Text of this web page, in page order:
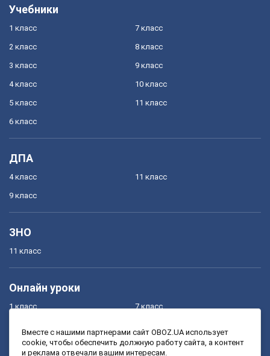
Учебники
1 класс
2 класс
3 класс
4 класс
5 класс
6 класс
7 класс
8 класс
9 класс
10 класс
11 класс
ДПА
4 класс
9 класс
11 класс
ЗНО
11 класс
Онлайн уроки
1 класс
3 класс
7 класс
9 класс
Вместе с нашими партнерами сайт OBOZ.UA использует
cookie, чтобы обеспечить должную работу сайта, а контент
и реклама отвечали вашим интересам.